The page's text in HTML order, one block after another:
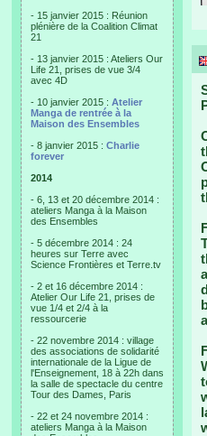
- 15 janvier 2015 : Réunion
plénière de la Coalition Climat
21
- 13 janvier 2015 : Ateliers Our
Life 21, prises de vue 3/4
avec 4D
- 10 janvier 2015 : Atelier
Manga de rentrée à la
Maison des Ensembles
- 8 janvier 2015 : Charlie
forever
2014
- 6, 13 et 20 décembre 2014 :
ateliers Manga à la Maison
des Ensembles
- 5 décembre 2014 : 24
heures sur Terre avec
Science Frontières et Terre.tv
- 2 et 16 décembre 2014 :
Atelier Our Life 21, prises de
vue 1/4 et 2/4 à la
ressourcerie
- 22 novembre 2014 : village
des associations de solidarité
internationale de la Ligue de
l'Enseignement, 18 à 22h dans
la salle de spectacle du centre
Tour des Dames, Paris
- 22 et 24 novembre 2014 :
ateliers Manga à la Maison